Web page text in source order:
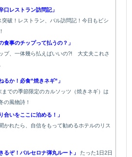
口レストラン訪問記」
突破！レストラン、バル訪問記！今日もビシ
食事のチップって払うの？」
プ、一体幾ら払えばいいの?! 大丈夫これさ
るか！必食”焼きネギ”」
までの季節限定のカルソッツ（焼きネギ）は
の風物詩！
合いをここに泊める！」
かれたら、自信をもって勧めるホテルのリス
るぞ！バルセロナ弾丸ルート」 たった1 日2日